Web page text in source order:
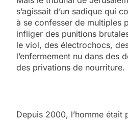
s’agissait d’un sadique qui
à se confesser de multiples
infliger des punitions
le viol, des électrochocs,
l’enfermement nu dans des
des privations de nourriture.
Depuis 2000, l’homme était